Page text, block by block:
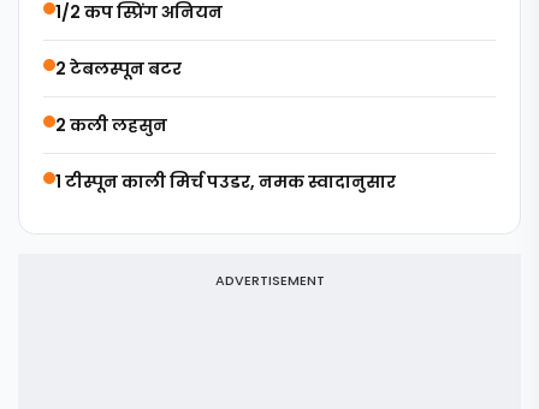
1/2 कप स्प्रिंग अनियन
2 टेबलस्पून बटर
2 कली लहसुन
1 टीस्पून काली मिर्च पउडर, नमक स्वादानुसार
ADVERTISEMENT